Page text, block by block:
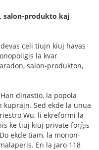
salon-produkto kaj
celi tiujn kiuj havas
la kvar
salon-produkton,
dinastio, la popola
Sed ekde la unua
Wu, li ekreformi la
ke tiuj kiuj private forĝis
ekde tiam, la monon-
En la jaro 118